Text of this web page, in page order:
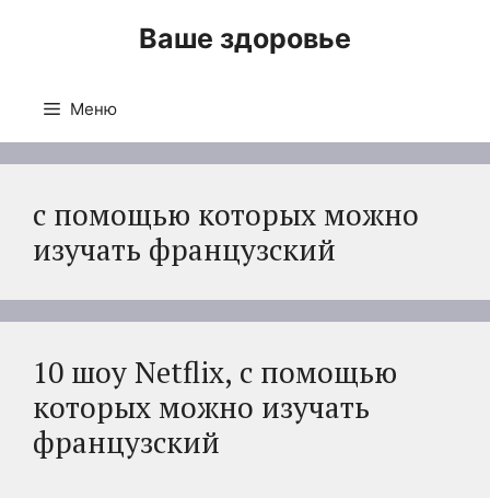
Ваше здоровье
Меню
с помощью которых можно
изучать французский
10 шоу Netflix, с помощью
которых можно изучать
французский